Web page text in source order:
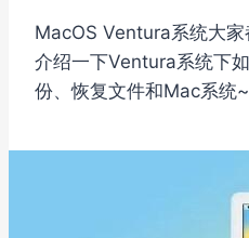
MacOS Ventura系统大
介绍一下Ventura系统下
份、恢复文件和Mac系统~